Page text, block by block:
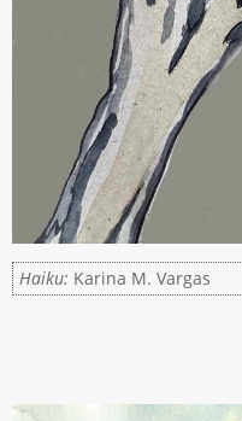
Haiku: Karina M. Vargas